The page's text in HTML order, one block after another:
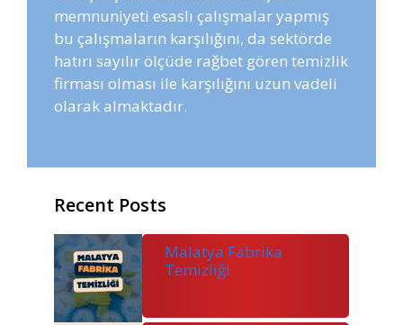
memnuniyeti esaslı çalışmalar yapmış
bu çalışmaların karşılığını, da sektörde
hatırı sayılır ölçüde rağbet gören temizlik
firması olması ile karşılığını uzun vadeli
olarak almaktadır.
Recent Posts
Malatya Fabrika
Temizliği